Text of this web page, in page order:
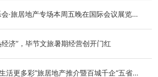
·旅居地产专场本周五晚在国际会议展览中
经济”，毕节文旅暑期经营创开门红
活更多彩”旅居地产推介暨百城千企“五省